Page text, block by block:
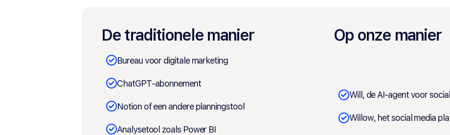
De traditionele manier
Bureau voor digitale marketing
ChatGPT-abonnement
Notion of een andere planningstool
Analysetool zoals Power BI
Op onze manier
Will, de AI-agent voor
Willow, het social media